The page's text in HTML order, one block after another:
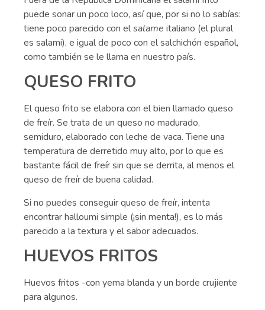
puede sonar un poco loco, así que, por si no lo sabías:
tiene poco parecido con elsalame italiano (el plural
es salami), e igual de poco con el salchichón español,
como también se le llama en nuestro país.
QUESO FRITO
El queso frito se elabora con el bien llamado queso
de freír. Se trata de un queso no madurado,
semiduro, elaborado con leche de vaca. Tiene una
temperatura de derretido muy alto, por lo que es
bastante fácil de freír sin que se derrita, al menos el
queso de freír de buena calidad.
Si no puedes conseguir queso de freír, intenta
encontrar halloumi simple (¡sin menta!), es lo más
parecido a la textura y el sabor adecuados.
HUEVOS FRITOS
Huevos fritos -con yema blanda y un borde crujiente
para algunos.